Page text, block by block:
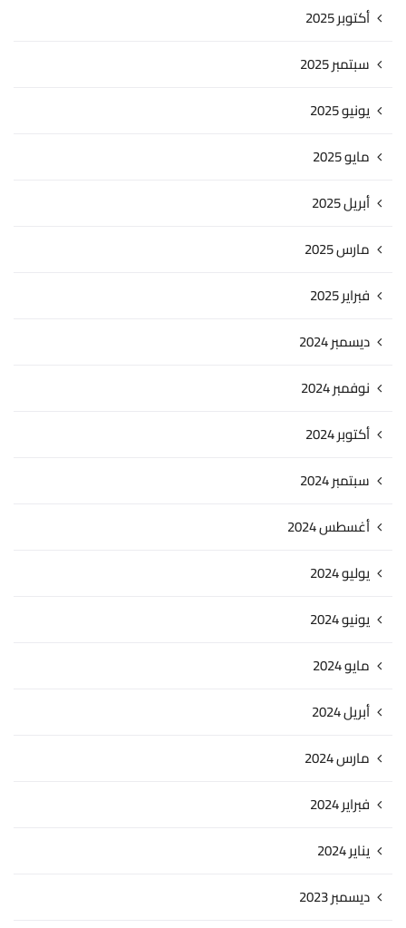
أكتوبر 2025
سبتمبر 2025
يونيو 2025
مايو 2025
أبريل 2025
مارس 2025
فبراير 2025
ديسمبر 2024
نوفمبر 2024
أكتوبر 2024
سبتمبر 2024
أغسطس 2024
يوليو 2024
يونيو 2024
مايو 2024
أبريل 2024
مارس 2024
فبراير 2024
يناير 2024
ديسمبر 2023